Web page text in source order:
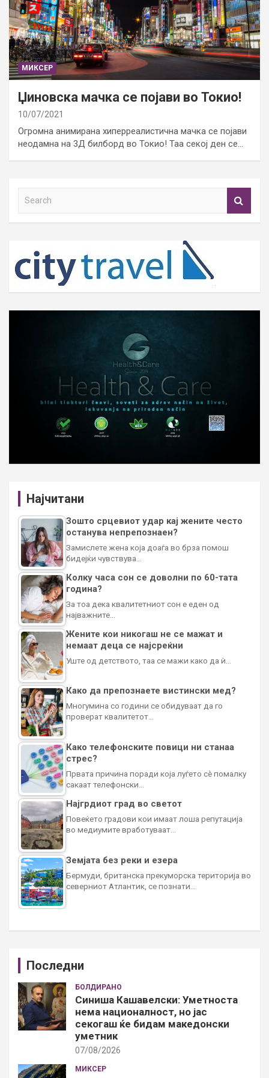
МИКСЕР
Џиновска мачка се појави во Токио!
10/07/2021
Огромна анимирана хиперреалистична мачка се појави
неодамна на 3Д билборд во Токио! Таа секој ден се…
h
Најчитани
Зошто срцевиот удар кај жените често
останува непрепознаен?
Замислете жена која доаѓа во брза помош
бидејќи чувствува…
Колку часа сон се доволни по 60-тата
година?
За тоа дека квалитетниот сон е еден од
најважните…
Жените кои никогаш не се мажат и
немаат деца се најсреќни
Уште од детството, таа се мажи како да ѝ…
Како да препознаете вистински мед?
Многумина со години се обидуваат да го
проверат квалитетот…
Како телефонските повици ни станаа
стрес?
Првата причина поради која луѓето сè помалку
сакаат телефонски…
Најгрдиот град во светот
Повеќето градови кои имаат лоша репутација
во медиумите вработуваат…
Земјата без реки и езера
Бермуди, британска прекуморска територија во
северниот Атлантик, се познати…
Последни
БОЛДИРАНО
Синиша Кашавелски: Уметноста
нема националност, но јас
секогаш ќе бидам македонски
уметник
07/08/2026
МИКСЕР